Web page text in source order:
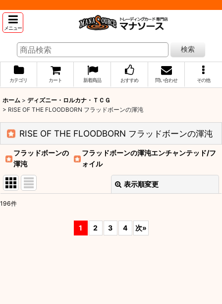
メニュー
検索
カテゴリ カート 新着商品 おすすめ 問い合わせ その他
ホーム > ディズニー・ロルカナ・ＴＣＧ
> RISE OF THE FLOODBORN フラッドボーンの渾沌
RISE OF THE FLOODBORN フラッドボーンの渾沌
フラッドボーンの
渾沌
フラッドボーンの渾沌エンチャンテッド/フ
ォイル
表示順変更
196件
1 2 3 4 次»